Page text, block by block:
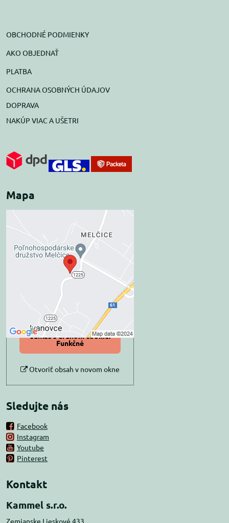
OBCHODNÉ PODMIENKY
AKO OBJEDNAŤ
PLATBA
OCHRANA OSOBNÝCH ÚDAJOV
DOPRAVA
NAKÚP VIAC A UŠETRI
Mapa
Externý obsah je
blokovaný Voľbami
súkromia
Prajete si načítať externý obsah?
Povoliť tentokrát
Povoliť a zapamätať -
súhlas s druhom cookie:
Funkčné
Otvoriť obsah v novom okne
Sledujte nás
Facebook
Instagram
Youtube
Pinterest
Kontakt
Kammel s.r.o.
Zemianske Lieskové 433